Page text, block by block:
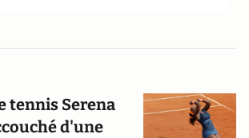
tennis Serena
d'une